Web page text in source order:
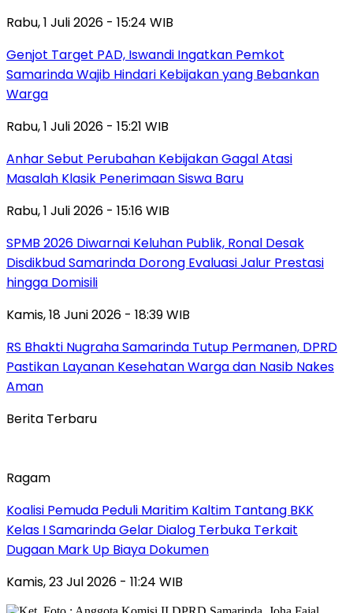
Rabu, 1 Juli 2026 - 15:24 WIB
Genjot Target PAD, Iswandi Ingatkan Pemkot
Samarinda Wajib Hindari Kebijakan yang Bebankan
Warga
Rabu, 1 Juli 2026 - 15:21 WIB
Anhar Sebut Perubahan Kebijakan Gagal Atasi
Masalah Klasik Penerimaan Siswa Baru
Rabu, 1 Juli 2026 - 15:16 WIB
SPMB 2026 Diwarnai Keluhan Publik, Ronal Desak
Disdikbud Samarinda Dorong Evaluasi Jalur Prestasi
hingga Domisili
Kamis, 18 Juni 2026 - 18:39 WIB
RS Bhakti Nugraha Samarinda Tutup Permanen, DPRD
Pastikan Layanan Kesehatan Warga dan Nasib Nakes
Aman
Berita Terbaru
Ragam
Koalisi Pemuda Peduli Maritim Kaltim Tantang BKK
Kelas I Samarinda Gelar Dialog Terbuka Terkait
Dugaan Mark Up Biaya Dokumen
Kamis, 23 Jul 2026 - 11:24 WIB